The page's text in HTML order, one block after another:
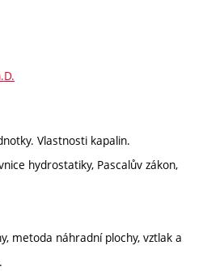
Vlastnosti kapalin.
hydrostatiky, Pascalův zákon,
metoda náhradní plochy, vztlak a